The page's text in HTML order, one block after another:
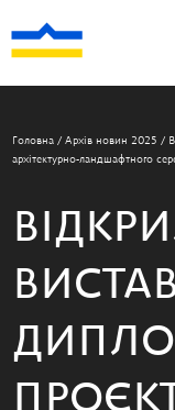
Головна / Архів новин 2025 /
архітектурно-ландшафтного